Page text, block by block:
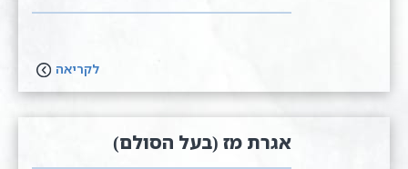
לקריאה
אגרת מז (בעל הסולם)